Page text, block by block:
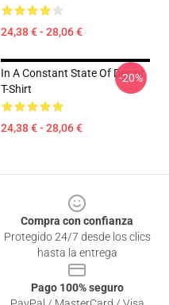
24,38 € - 28,06 €
In A Constant State Of Decay
T-Shirt
24,38 € - 28,06 €
-20%
Compra con confianza
Protegido 24/7 desde los clics
hasta la entrega
Pago 100% seguro